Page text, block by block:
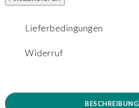
Lieferbedingungen
Widerruf
BESCHREIBUNG